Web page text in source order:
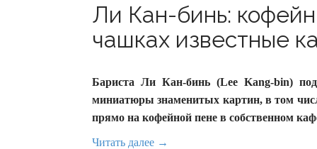
Ли Кан-бинь:
чашках известные
Бариста Ли Кан-бинь (Lee Kang-bin)
миниатюры знаменитых картин, в том
прямо на кофейной пене в собственном
Читать далее →